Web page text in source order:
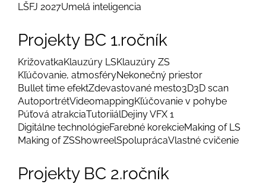
LŠFJ 2027Umelá inteligencia
Projekty BC 1.ročník
KrižovatkaKlauzúry LSKlauzúry ZS
Kľúčovanie, atmosféryNekonečný priestor
Bullet time efektZdevastované mesto3D3D scan
AutoportrétVideomappingKľúčovanie v pohybe
Púťová atrakciaTutoriiálDejiny VFX 1
Digitálne technológieFarebné korekcieMaking of LS
Making of ZSShowreelSpoluprácaVlastné cvičenie
Projekty BC 2.ročník